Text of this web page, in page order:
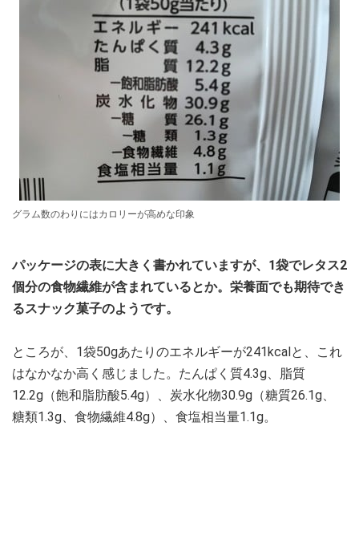
グラム数のわりにはカロリーが高めな印象
パッケージの表に大きく書かれていますが、1袋でレタス2
個分の食物繊維が含まれているとか。栄養面でも期待でき
るスナック菓子のようです。
ところが、1袋50gあたりのエネルギーが241kcalと、これ
はなかなか高く感じました。たんぱく質4.3g、脂質
12.2g（飽和脂肪酸5.4g）、炭水化物30.9g（糖質26.1g、
糖類1.3g、食物繊維4.8g）、食塩相当量1.1g。